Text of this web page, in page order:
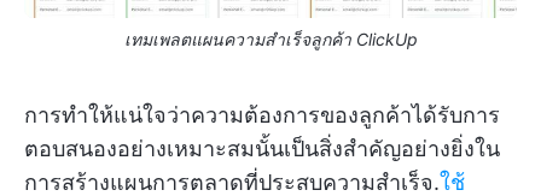
เทมเพลตแผนความสำเร็จลูกค้า ClickUp
การทำให้แน่ใจว่าความต้องการของลูกค้าได้รับการ
ตอบสนองอย่างเหมาะสมนั้นเป็นสิ่งสำคัญอย่างยิ่งใน
การสร้างแผนการตลาดที่ประสบความสำเร็จ.ใช้